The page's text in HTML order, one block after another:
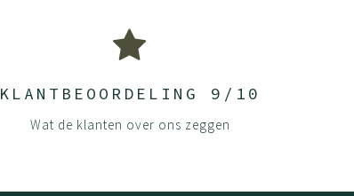
KLANTBEOORDELING 9/10
Wat de klanten over ons zeggen